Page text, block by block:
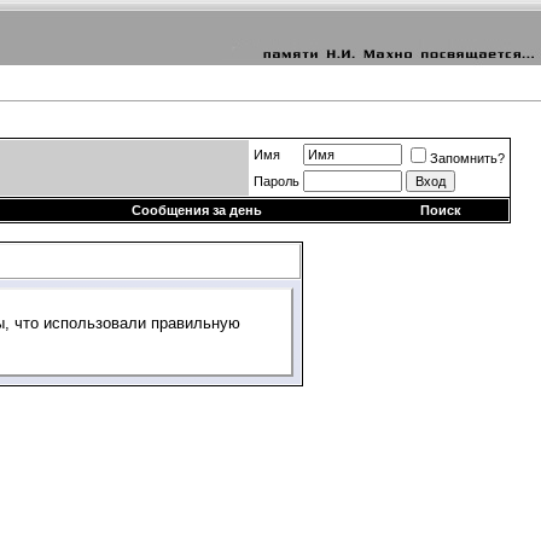
Имя
Запомнить?
Пароль
Сообщения за день Поиск
что использовали правильную